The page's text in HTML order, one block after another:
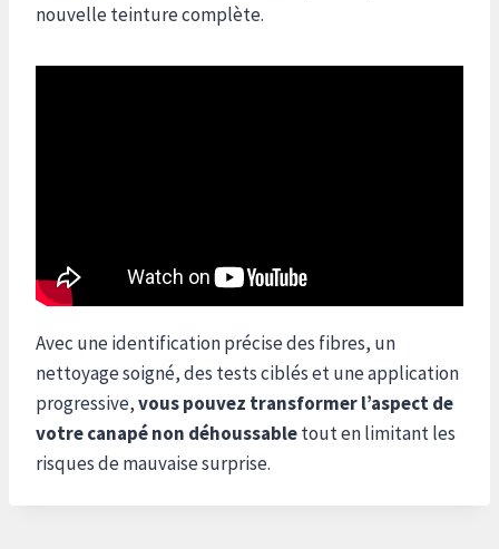
nouvelle teinture complète.
Avec une identification précise des fibres, un
nettoyage soigné, des tests ciblés et une application
progressive,vous pouvez transformer l’aspect de
votre canapé non déhoussabletout en limitant les
risques de mauvaise surprise.